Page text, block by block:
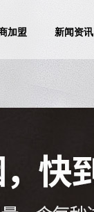
加盟 新闻资讯